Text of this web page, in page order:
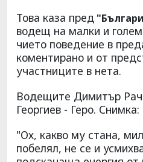
Това каза пред
водещ на малки и
чието поведение в
коментирано и от
участниците в нета.
Водещите Димитър
Георгиев - Геро.
"Ох, какво му стана,
побелял, не се и